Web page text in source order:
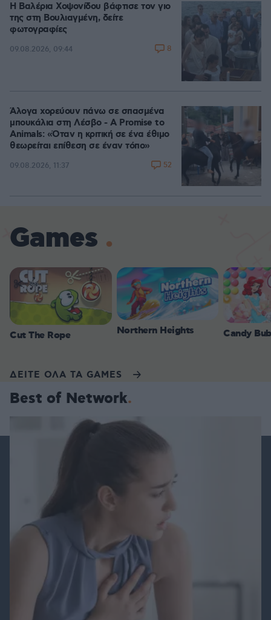
Η Βαλέρια Χοψονίδου βάφτισε τον γιο
της στη Βουλιαγμένη, δείτε
φωτογραφίες
09.08.2026, 09:44 8
Άλογα χορεύουν πάνω σε σπασμένα
μπουκάλια στη Λέσβο - A Promise to
Animals: «Όταν η κριτική σε ένα έθιμο
θεωρείται επίθεση σε έναν τόπο»
09.08.2026, 11:37 52
Games
Cut The Rope Northern Heights Candy
ΔΕΙΤΕ ΟΛΑ ΤΑ GAMES
Best of Network